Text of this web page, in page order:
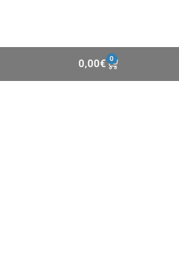
0,00€ 0